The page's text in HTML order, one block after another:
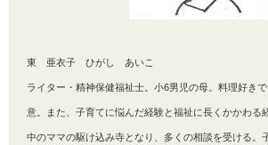
東 亜衣子 ひがし あいこ
ライター・精神保健福祉士。小6男児の母。料理好き
意。また、子育てに悩んだ経験と福祉に長くかかわる
中のママの駆け込み寺となり、多くの相談を受ける。